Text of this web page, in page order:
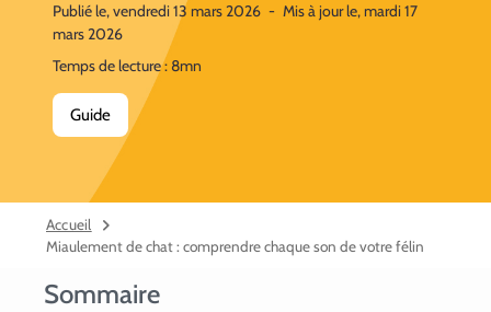
Publié le, vendredi 13 mars 2026 - Mis à jour le, mardi 17
mars 2026
Temps de lecture : 8mn
Guide
Accueil
Miaulement de chat : comprendre chaque son de votre félin
Sommaire